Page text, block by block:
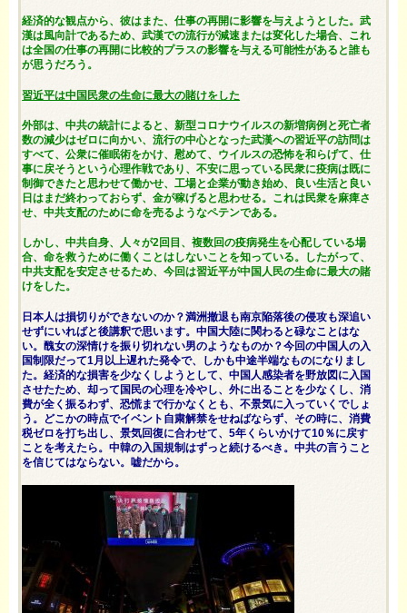
経済的な観点から、彼はまた、仕事の再開に影響を与えようとした。武
漢は風向計であるため、武漢での流行が減速または変化した場合、これ
は全国の仕事の再開に比較的プラスの影響を与える可能性があると誰も
が思うだろう。
習近平は中国民衆の生命に最大の賭けをした
外部は、中共の統計によると、新型コロナウイルスの新増病例と死亡者
数の減少はゼロに向かい、流行の中心となった武漢への習近平の訪問は
すべて、公衆に催眠術をかけ、慰めて、ウイルスの恐怖を和らげて、仕
事に戻そうという心理作戦であり、不安に思っている民衆に疫病は既に
制御できたと思わせて働かせ、工場と企業が動き始め、良い生活と良い
日はまだ終わっておらず、金が稼げると思わせる。これは民衆を麻痺さ
せ、中共支配のために命を売るようなペテンである。
しかし、中共自身、人々が2回目、複数回の疫病発生を心配している場
合、命を救うために働くことはしないことを知っている。したがって、
中共支配を安定させるため、今回は習近平が中国人民の生命に最大の賭
けをした。
日本人は損切りができないのか？満洲撤退も南京陥落後の侵攻も深追い
せずにいればと後講釈で思います。中国大陸に関わると碌なことはな
い。醜女の深情けを振り切れない男のようなものか？今回の中国人の入
国制限だって1月以上遅れた発令で、しかも中途半端なものになりまし
た。経済的な損害を少なくしようとして、中国人感染者を野放図に入国
させたため、却って国民の心理を冷やし、外に出ることを少なくし、消
費が全く振るわず、恐慌まで行かなくとも、不景気に入っていくでしょ
う。どこかの時点でイベント自粛解禁をせねばならず、その時に、消費
税ゼロを打ち出し、景気回復に合わせて、5年くらいかけて10％に戻す
ことを考えたら。中韓の入国規制はずっと続けるべき。中共の言うこと
を信じてはならない。嘘だから。